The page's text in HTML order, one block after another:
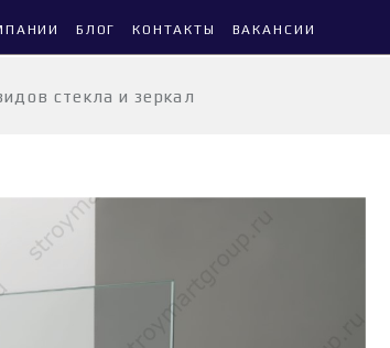
БЛОГ КОНТАКТЫ ВАКАНСИИ
стекла и зеркал